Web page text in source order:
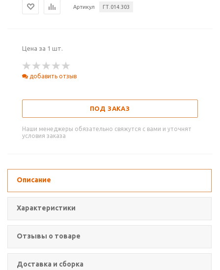
Артикул ГТ.014.303
Цена за 1 шт.
добавить отзыв
ПОД ЗАКАЗ
Наши менеджеры обязательно свяжутся с вами и уточнят
условия заказа
Описание
Характеристики
Отзывы о товаре
Доставка и сборка